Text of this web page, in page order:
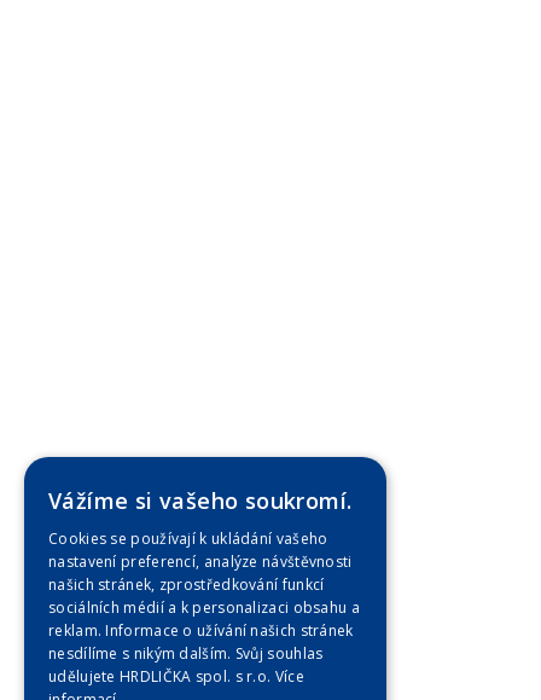
Vážíme si vašeho soukromí.
Cookies se používají k ukládání vašeho
nastavení preferencí, analýze návštěvnosti
našich stránek, zprostředkování funkcí
sociálních médií a k personalizaci obsahu a
reklam. Informace o užívání našich stránek
nesdílíme s nikým dalším. Svůj souhlas
udělujete HRDLIČKA spol. s r.o. Více